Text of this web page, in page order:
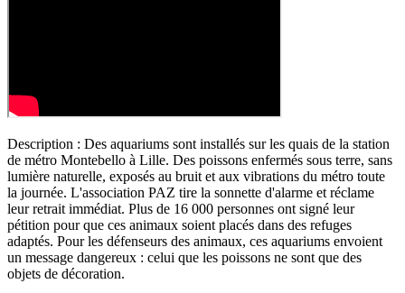
Description : Des aquariums sont installés sur les quais de la station
de métro Montebello à Lille. Des poissons enfermés sous terre, sans
lumière naturelle, exposés au bruit et aux vibrations du métro toute
la journée. L'association PAZ tire la sonnette d'alarme et réclame
leur retrait immédiat. Plus de 16 000 personnes ont signé leur
pétition pour que ces animaux soient placés dans des refuges
adaptés. Pour les défenseurs des animaux, ces aquariums envoient
un message dangereux : celui que les poissons ne sont que des
objets de décoration.